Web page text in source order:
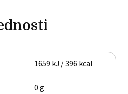
1659 kJ / 396 kcal
0 g